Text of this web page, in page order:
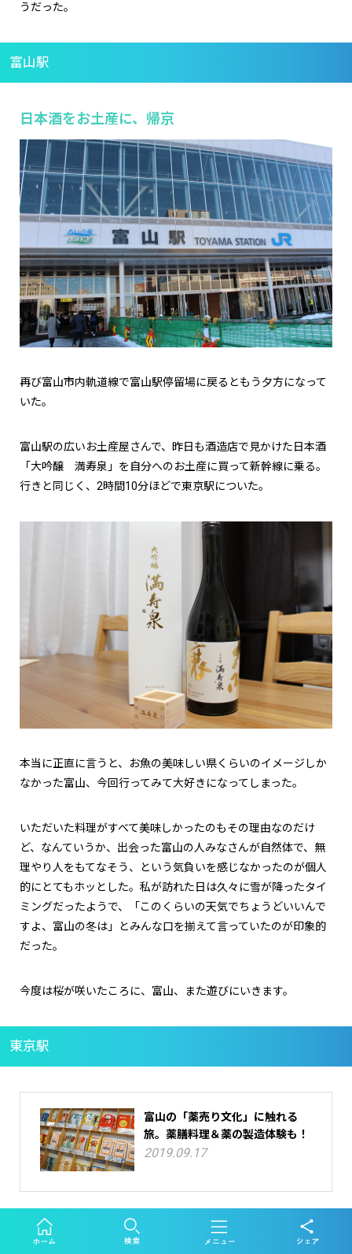
うだった。
富山駅
日本酒をお土産に、帰京
再び富山市内軌道線で富山駅停留場に戻るともう夕方になって
いた。
富山駅の広いお土産屋さんで、昨日も酒造店で見かけた日本酒
「大吟醸 満寿泉」を自分へのお土産に買って新幹線に乗る。
行きと同じく、2時間10分ほどで東京駅についた。
本当に正直に言うと、お魚の美味しい県くらいのイメージしか
なかった富山、今回行ってみて大好きになってしまった。
いただいた料理がすべて美味しかったのもその理由なのだけ
ど、なんていうか、出会った富山の人みなさんが自然体で、無
理やり人をもてなそう、という気負いを感じなかったのが個人
的にとてもホッとした。私が訪れた日は久々に雪が降ったタイ
ミングだったようで、「このくらいの天気でちょうどいいんで
すよ、富山の冬は」とみんな口を揃えて言っていたのが印象的
だった。
今度は桜が咲いたころに、富山、また遊びにいきます。
東京駅
富山の「薬売り文化」に触れる
旅。薬膳料理＆薬の製造体験も！
2019.09.17
富山の建築をめぐる旅。隈研吾建